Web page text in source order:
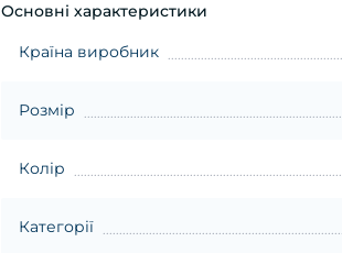
Основні характеристики
Країна виробник
Розмір
Колір
Категорії